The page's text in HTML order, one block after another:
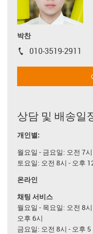
박찬
igus-icon-phone
010-3519-2911
상담 및 배송일
개인별:
월요일 - 금요일: 오전 7
토요일: 오전 8시 - 오후
온라인
채팅 서비스
월요일 - 목요일: 오전 8
오후 6시
금요일: 오전 8시 - 오후 5